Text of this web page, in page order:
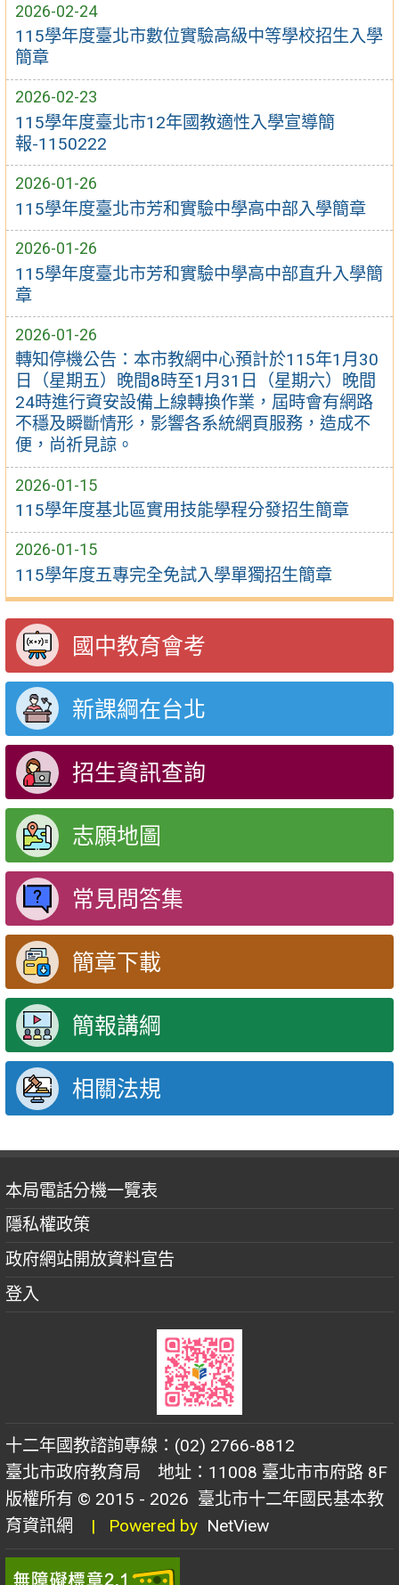
2026-02-24
115學年度臺北市數位實驗高級中等學校招生入學
簡章
2026-02-23
115學年度臺北市12年國教適性入學宣導簡
報-1150222
2026-01-26
115學年度臺北市芳和實驗中學高中部入學簡章
2026-01-26
115學年度臺北市芳和實驗中學高中部直升入學簡
章
2026-01-26
轉知停機公告：本市教網中心預計於115年1月30
日（星期五）晚間8時至1月31日（星期六）晚間
24時進行資安設備上線轉換作業，屆時會有網路
不穩及瞬斷情形，影響各系統網頁服務，造成不
便，尚祈見諒。
2026-01-15
115學年度基北區實用技能學程分發招生簡章
2026-01-15
115學年度五專完全免試入學單獨招生簡章
國中教育會考
新課綱在台北
招生資訊查詢
志願地圖
常見問答集
簡章下載
簡報講綱
相關法規
本局電話分機一覽表
隱私權政策
政府網站開放資料宣告
登入
十二年國教諮詢專線：(02) 2766-8812
臺北市政府教育局 地址：11008 臺北市市府路 8F
版權所有 © 2015 - 2026 臺北市十二年國民基本教
育資訊網
| Powered by NetView